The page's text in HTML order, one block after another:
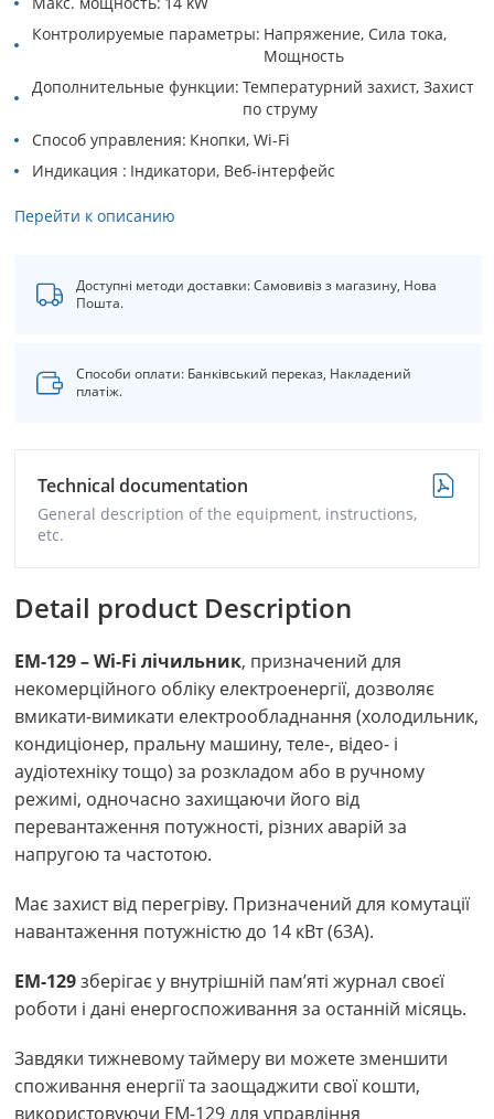
Контролируемые параметры Напряжение, Сила тока,
Мощность
Дополнительные функции Температурний захист, Захист
по струму
Способ управления Кнопки, Wi-Fi
Индикация
Індикатори, Веб-інтерфейс
Перейти к описанию
Доступні методи доставки: Самовивіз з магазину, Нова
Пошта.
Способи оплати: Банківський переказ, Накладений
платіж.
Technical documentation
General description of the equipment, instructions,
etc.
Detail product Description
EM-129 – Wi-Fi лічильник, призначений для
некомерційного обліку електроенергії, дозволяє
вмикати-вимикати електрообладнання (холодильник,
кондиціонер, пральну машину, теле-, відео- і
аудіотехніку тощо) за розкладом або в ручному
режимі, одночасно захищаючи його від
перевантаження потужності, різних аварій за
напругою та частотою.
Має захист від перегріву. Призначений для комутації
навантаження потужністю до 14 кВт (63А).
ЕМ-129зберігає у внутрішній пам’яті журнал своєї
роботи і дані енергоспоживання за останній місяць.
Завдяки тижневому таймеру ви можете зменшити
споживання енергії та заощаджити свої кошти,
використовуючи ЕМ-129 для управління